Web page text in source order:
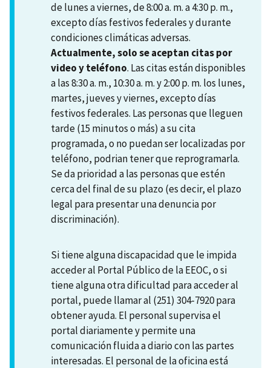
de lunes a viernes, de 8:00 a. m. a 4:30 p. m.,
excepto días festivos federales y durante
condiciones climáticas adversas.
Actualmente, solo se aceptan citas por
video y teléfono. Las citas están disponibles
a las 8:30 a. m., 10:30 a. m. y 2:00 p. m. los lunes,
martes, jueves y viernes, excepto días
festivos federales. Las personas que lleguen
tarde (15 minutos o más) a su cita
programada, o no puedan ser localizadas por
teléfono, podrian tener que reprogramarla.
Se da prioridad a las personas que estén
cerca del final de su plazo (es decir, el plazo
legal para presentar una denuncia por
discriminación).
Si tiene alguna discapacidad que le impida
acceder al Portal Público de la EEOC, o si
tiene alguna otra dificultad para acceder al
portal, puede llamar al (251) 304-7920 para
obtener ayuda. El personal supervisa el
portal diariamente y permite una
comunicación fluida a diario con las partes
interesadas. El personal de la oficina está